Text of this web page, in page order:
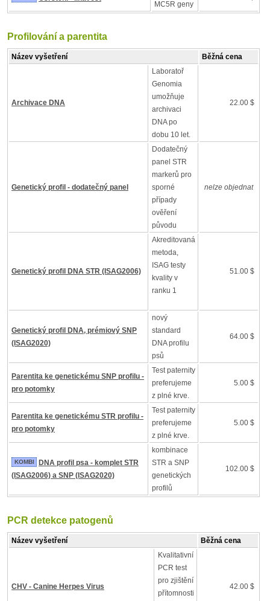
MC5R geny
Profilování a parentita
Název vyšetření Běžná cena
Archivace DNA
Laboratoř
Genomia
umožňuje
archivaci
DNA po
dobu 10 let.
22.00 $
Genetický profil - dodatečný panel
Dodatečný
panel STR
markerů pro
sporné
případy
ověření
původu
nelze objednat
Genetický profil DNA STR (ISAG2006)
Akreditovaná
metoda,
ISAG testy
kvality v
ranku 1
51.00 $
Genetický profil DNA, prémiový SNP
(ISAG2020)
nový
standard
DNA profilu
psů
64.00 $
Parentita ke genetickému SNP profilu -
pro potomky
Test paternity
preferujeme
z plné krve.
5.00 $
Parentita ke genetickému STR profilu -
pro potomky
Test paternity
preferujeme
z plné krve.
5.00 $
KOMBI
DNA profil psa - komplet STR
(ISAG2006) a SNP (ISAG2020)
kombinace
STR a SNP
genetických
profilů
102.00 $
PCR detekce patogenů
Název vyšetření Běžná cena
CHV - Canine Herpes Virus
Kvalitativní
PCR test
pro zjištění
přítomnosti
42.00 $